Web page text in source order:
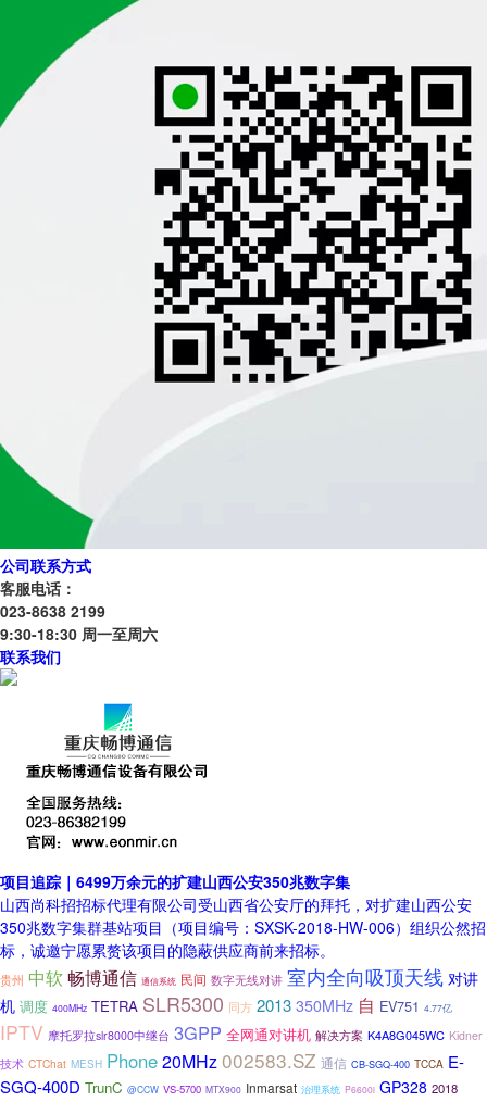
公司联系方式
客服电话：
023-8638 2199
9:30-18:30 周一至周六
联系我们
项目追踪｜6499万余元的扩建山西公安350兆数字集
山西尚科招招标代理有限公司受山西省公安厅的拜托，对扩建山西公安
350兆数字集群基站项目（项目编号：SXSK-2018-HW-006）组织公然招
标，诚邀宁愿累赘该项目的隐蔽供应商前来招标。
贵州 中软畅博通信 通信系统 民间 数字无线对讲 室内全向吸顶天线 对讲
机 调度 400MHz TETRA SLR5300 同方 2013 350MHz 自 EV751 4.77亿
IPTV 摩托罗拉slr8000中继台 3GPP 全网通对讲机 解决方案 K4A8G045WC Kidner
技术 CTChat MESH Phone20MHz002583.SZ 通信 CB-SGQ-400 TCCA E-
SGQ-400D TrunC @CCW VS-5700 MTX900 Inmarsat 治理系统 P6600i GP328 2018